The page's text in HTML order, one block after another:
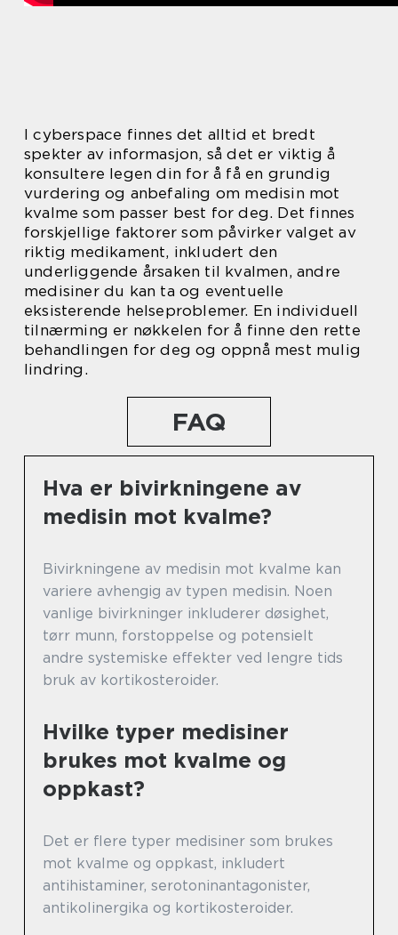
I cyberspace finnes det alltid et bredt
spekter av informasjon, så det er viktig å
konsultere legen din for å få en grundig
vurdering og anbefaling om medisin mot
kvalme som passer best for deg. Det finnes
forskjellige faktorer som påvirker valget av
riktig medikament, inkludert den
underliggende årsaken til kvalmen, andre
medisiner du kan ta og eventuelle
eksisterende helseproblemer. En individuell
tilnærming er nøkkelen for å finne den rette
behandlingen for deg og oppnå mest mulig
lindring.
FAQ
Hva er bivirkningene av
medisin mot kvalme?
Bivirkningene av medisin mot kvalme kan
variere avhengig av typen medisin. Noen
vanlige bivirkninger inkluderer døsighet,
tørr munn, forstoppelse og potensielt
andre systemiske effekter ved lengre tids
bruk av kortikosteroider.
Hvilke typer medisiner
brukes mot kvalme og
oppkast?
Det er flere typer medisiner som brukes
mot kvalme og oppkast, inkludert
antihistaminer, serotoninantagonister,
antikolinergika og kortikosteroider.